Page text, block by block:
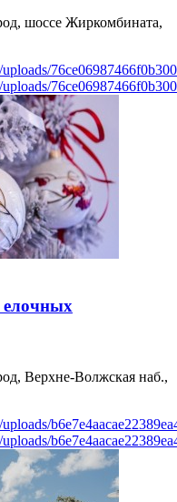
шоссе Жиркомбината,
Верхне-Волжская наб.,